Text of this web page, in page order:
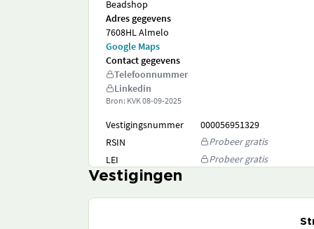
Beadshop
Adres gegevens
7608HL Almelo
Google Maps
Contact gegevens
Telefoonnummer
Linkedin
Bron: KVK08-09-2025
Vestigingsnummer
000056951329
RSIN
Probeer gratis
LEI
Probeer gratis
Vestigingen